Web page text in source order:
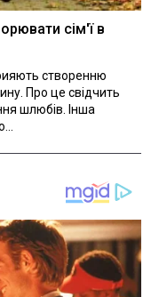
сім'ї в
створенню
Про це свідчить
шлюбів. Інша